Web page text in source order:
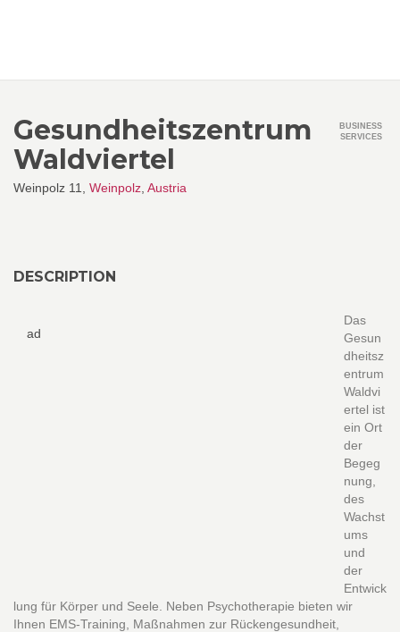
Gesundheitszentrum
Waldviertel
Weinpolz 11, Weinpolz Austria
BUSINESS
SERVICES
DESCRIPTION
ad
Das
Gesun
dheitsz
entrum
Waldvi
ertel ist
ein Ort
der
Begeg
nung,
des
Wachst
ums
und
der
Entwick
lung für Körper und Seele. Neben Psychotherapie bieten wir
Ihnen EMS-Training, Maßnahmen zur Rückengesundheit,